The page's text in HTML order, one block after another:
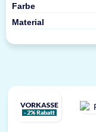
Farbe
Material